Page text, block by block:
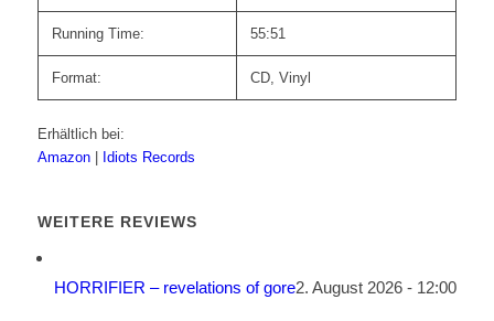
Running Time: 55:51
Format: CD, Vinyl
Erhältlich bei:
Amazon
Idiots Records
WEITERE REVIEWS
HORRIFIER – revelations of gore2. August 2026 - 12:00